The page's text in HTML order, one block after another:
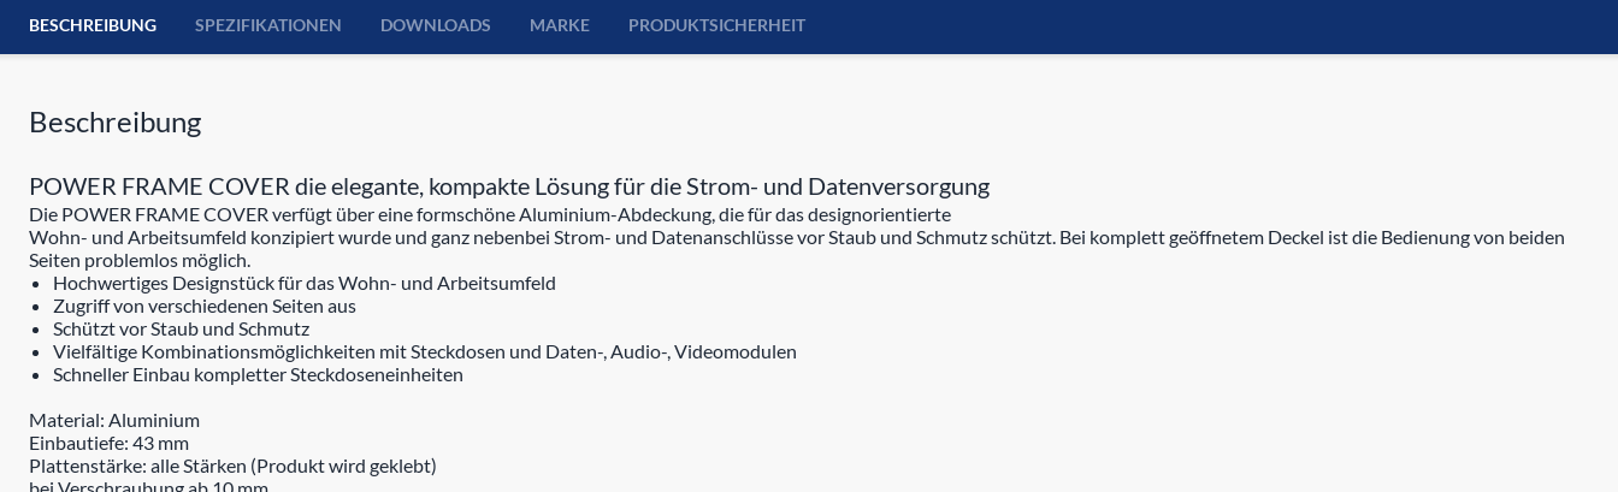
BESCHREIBUNG SPEZIFIKATIONEN DOWNLOADS MARKE PRODUKTSICHERHEIT
Beschreibung
POWER FRAME COVER die elegante, kompakte Lösung für die Strom- und Datenversorgung
Die POWER FRAME COVER verfügt über eine formschöne Aluminium-Abdeckung, die für das designorientierte
Wohn- und Arbeitsumfeld konzipiert wurde und ganz nebenbei Strom- und Datenanschlüsse vor Staub und Schmutz schützt. Bei komplett geöffnetem Deckel ist die Bedienung von beiden
Seiten problemlos möglich.
Hochwertiges Designstück für das Wohn- und Arbeitsumfeld
Zugriff von verschiedenen Seiten aus
Schützt vor Staub und Schmutz
Vielfältige Kombinationsmöglichkeiten mit Steckdosen und Daten-, Audio-, Videomodulen
Schneller Einbau kompletter Steckdoseneinheiten
Material: Aluminium
Einbautiefe: 43 mm
Plattenstärke: alle Stärken (Produkt wird geklebt)